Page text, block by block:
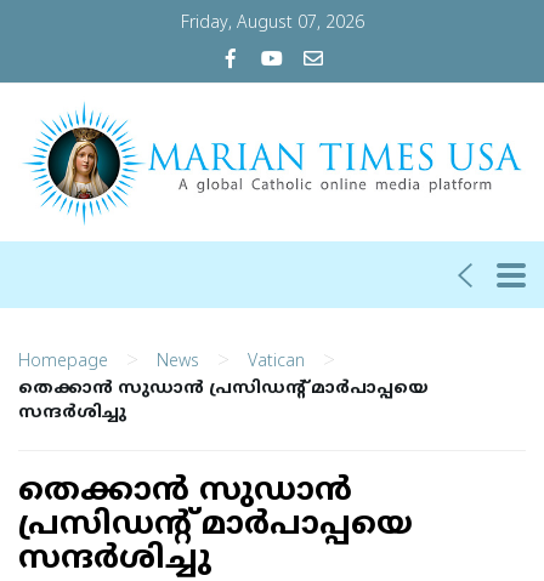
Friday, August 07, 2026
Homepage > News > Vatican >
തെക്കാന്‍ സുഡാന്‍ പ്രസിഡന്റ് മാര്‍പാപ്പയെ
സന്ദര്‍ശിച്ചു
തെക്കാന്‍ സുഡാന്‍
പ്രസിഡന്റ് മാര്‍പാപ്പയെ
സന്ദര്‍ശിച്ചു